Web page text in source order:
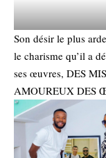
Son désir le plus
le charisme qu’il a
ses œuvres, DES
AMOUREUX DES